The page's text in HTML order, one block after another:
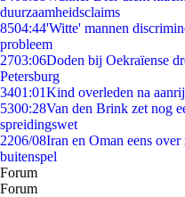
duurzaamheidsclaims
8504:44'Witte' mannen
probleem
2703:06Doden bij Oekraïense
Petersburg
3401:01Kind overleden na
5300:28Van den Brink zet nog
spreidingswet
2206/08Iran en Oman eens
buitenspel
Forum
Forum